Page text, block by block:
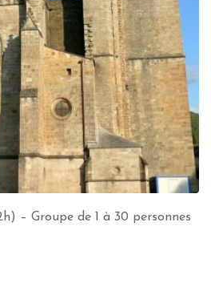
– Groupe de 1 à 30 personnes